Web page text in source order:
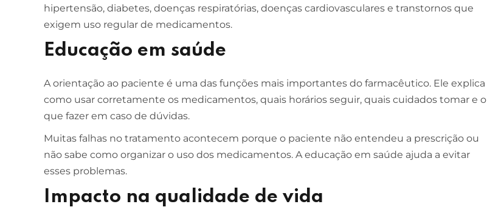
hipertensão, diabetes, doenças respiratórias, doenças cardiovasculares e transtornos que
exigem uso regular de medicamentos.
Educação em saúde
A orientação ao paciente é uma das funções mais importantes do farmacêutico. Ele explica
como usar corretamente os medicamentos, quais horários seguir, quais cuidados tomar e o
que fazer em caso de dúvidas.
Muitas falhas no tratamento acontecem porque o paciente não entendeu a prescrição ou
não sabe como organizar o uso dos medicamentos. A educação em saúde ajuda a evitar
esses problemas.
Impacto na qualidade de vida